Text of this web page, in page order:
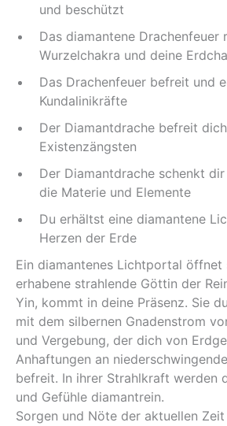
und beschützt
Das diamantene Drachenfeuer
Wurzelchakra und deine
Das Drachenfeuer befreit und
Kundalinikräfte
Der Diamantdrache befreit
Existenzängsten
Der Diamantdrache schenkt
die Materie und Elemente
Du erhältst eine diamantene
Herzen der Erde
Ein diamantenes Lichtportal öffnet
erhabene strahlende Göttin der
Yin, kommt in deine Präsenz. Sie
mit dem silbernen Gnadenstrom
und Vergebung, der dich von
Anhaftungen an
befreit. In ihrer Strahlkraft werden
und Gefühle diamantrein.
Sorgen und Nöte der aktuellen